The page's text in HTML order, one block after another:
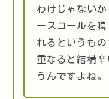
わけじゃない
ースコールを
れるというも
重なると結構
うんですよね。